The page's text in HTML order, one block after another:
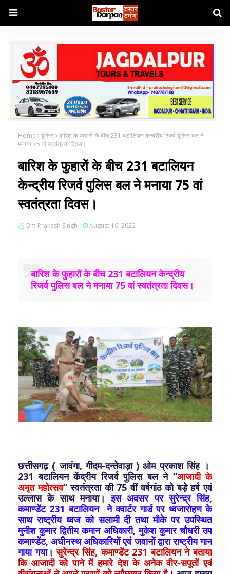
Home पुलिस बारिश के फुहारों के बीच 231 बटालियन केन्‍द्रीय रिजर्व पुलिस बल ने
मनाया 75 वां स्‍वतंत्रता दिवस।
बारिश के फुहारों के बीच 231 बटालियन
केन्‍द्रीय रिजर्व पुलिस बल ने मनाया 75 वां
स्‍वतंत्रता दिवस।
Om Prakash Singh August 16, 2022
बारिश के फुहारों के बीच 231 बटालियन केन्‍द्रीय
रिजर्व पुलिस बल ने मनाया 75 वां स्‍वतंत्रता दिवस।
छत्तीसगढ़ ( जावंगा, गीदम-दन्तेवाड़ा ) ओम प्रकाश सिंह ।
231 बटालियन केंद्रीय रिजर्व पुलिस बल ने “आजादी के
अमृत महोत्‍सव” स्‍वतंत्रता की 75 वीं वर्षगांठ को बड़े हर्ष एवं
उल्लास के साथ मनाया।इस अवसर पर सुरेन्‍द्र सिंह,
कमाण्‍डेंट 231 बटालियन ने क्वार्टर गार्ड पर ध्वजारोहण के
साथ राष्ट्रीय ध्वज को सलामी दी तथा मौके पर उपस्थित
मुनीश कुमार द्वितीय कमान अधिकारी, मुकेश कुमार चौधरी उप
कमाण्‍डेंट, अधीनस्थ अधिकारियों एवं जवानों द्वारा राष्ट्रीय गान
गाया गया।सुरेन्‍द्र सिंह, कमाण्‍डेंट 231 बटालियन ने बताया
कि आजादी को पाने में हमारे देश के अनेक वीर-सपूतों एवं